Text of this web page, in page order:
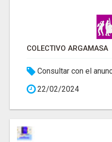
COLECTIVO ARGAMASA
Consultar con el
22/02/2024